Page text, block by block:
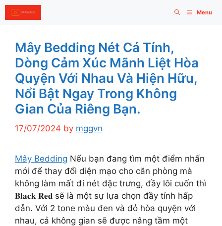
Skip
to
Menu
Mây Bedding Nét Cá Tính,
Dòng Cảm Xúc Mãnh Liệt Hòa
Quyện Với Nhau Và Hiện Hữu,
Nổi Bật Ngay Trong Không
Gian Của Riêng Bạn.
17/07/2024 by mggvn
Mây Bedding Nếu bạn đang tìm một điểm nhấn
mới để thay đổi diện mạo cho căn phòng mà
không làm mất đi nét đặc trưng, đầy lôi cuốn thì
𝐁𝐥𝐚𝐜𝐤 𝐑𝐞𝐝 sẽ là một sự lựa chọn đầy tính hấp
dẫn. Với 2 tone màu đen và đỏ hòa quyện với
nhau, cả không gian sẽ được nâng tầm một